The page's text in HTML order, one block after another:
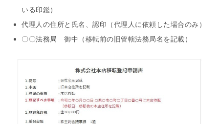
いる印鑑）
代理人の住所と氏名、認印（代理人に依頼した場合のみ）
〇〇法務局 御中（移転前の旧管轄法務局名を記載）